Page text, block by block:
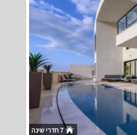
7 חדרי שינה